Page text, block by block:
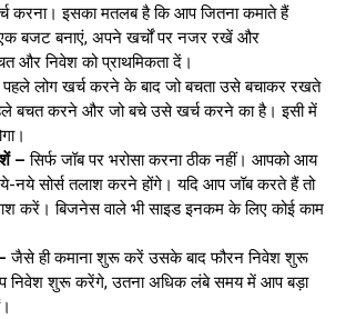
करना। इसका मतलब है कि आप जितना कमाते हैं
बजट बनाएं, अपने खर्चों पर नजर रखें और
और निवेश को प्राथमिकता दें।
लोग खर्च करने के बाद जो बचता उसे बचाकर रखते
बचत करने और जो बचे उसे खर्च करने का है। इसी में
– सिर्फ जॉब पर भरोसा करना ठीक नहीं। आपको आय
सोर्स तलाश करने होंगे। यदि आप जॉब करते हैं तो
करें। बिजनेस वाले भी साइड इनकम के लिए कोई काम
जैसे ही कमाना शुरू करें उसके बाद फौरन निवेश शुरू
निवेश शुरू करेंगे, उतना अधिक लंबे समय में आप बड़ा